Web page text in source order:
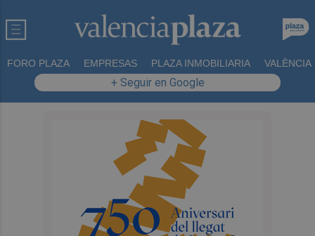
FORO PLAZA EMPRESAS PLAZA INMOBILIARIA VALÈNCIA
+ Seguir en Google